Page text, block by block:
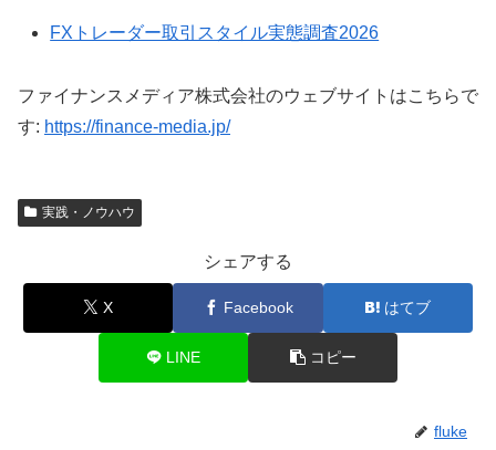
FXトレーダー取引スタイル実態調査2026
ファイナンスメディア株式会社のウェブサイトはこちらで
す: https://finance-media.jp/
実践・ノウハウ
シェアする
X Facebook はてブ
LINE コピー
fluke